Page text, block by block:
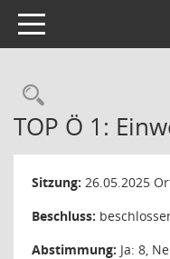
Toggle navigation
TOP Ö 1:
Sitzung: 26.05.2025
Beschluss:
Abstimmung: Ja: 8,